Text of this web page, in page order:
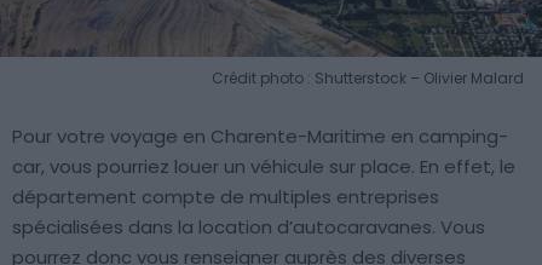
Crédit photo : Shutterstock – Olivier Malard
Pour votre voyage en Charente-Maritime en camping-
car, vous pourriez louer un véhicule sur place. En effet, le
département compte de multiples entreprises
spécialisées dans la location d’autocaravanes. Vous
pourrez donc vous renseigner auprès des diverses